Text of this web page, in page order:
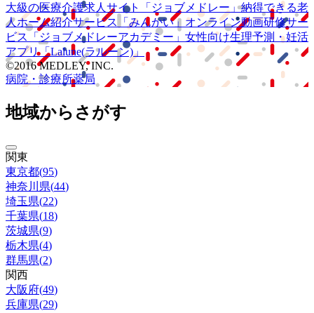
大級の医療介護求人サイト 「ジョブメドレー」納得できる老
人ホーム紹介サービス
「みんかい」 オンライン動画研修サー
ビス
「ジョブメドレーアカデミー」 女性向け生理予測・妊活
アプリ「Lalune(ラルーン)」
©2016 MEDLEY, INC.
病院・診療所薬局
地域からさがす
関東
東京都(95)
神奈川県(44)
埼玉県(22)
千葉県(18)
茨城県(9)
栃木県(4)
群馬県(2)
関西
大阪府(49)
兵庫県(29)